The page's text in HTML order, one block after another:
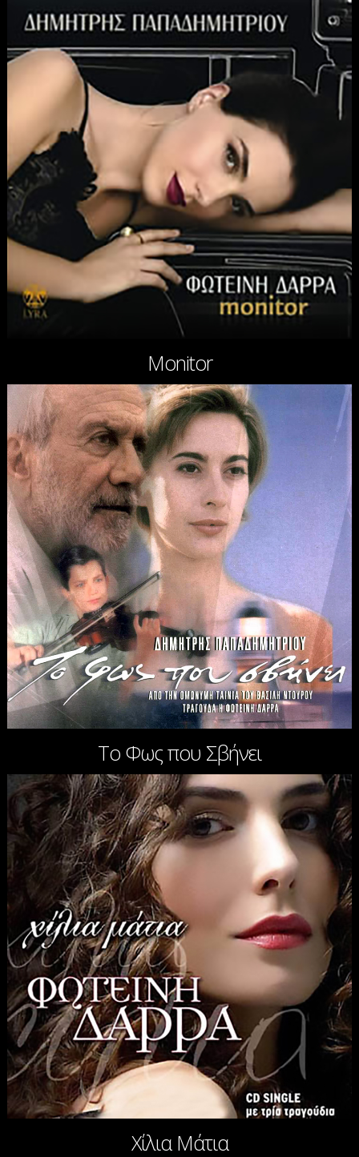
Monitor
Το Φως που Σβήνει
Χίλια Μάτια